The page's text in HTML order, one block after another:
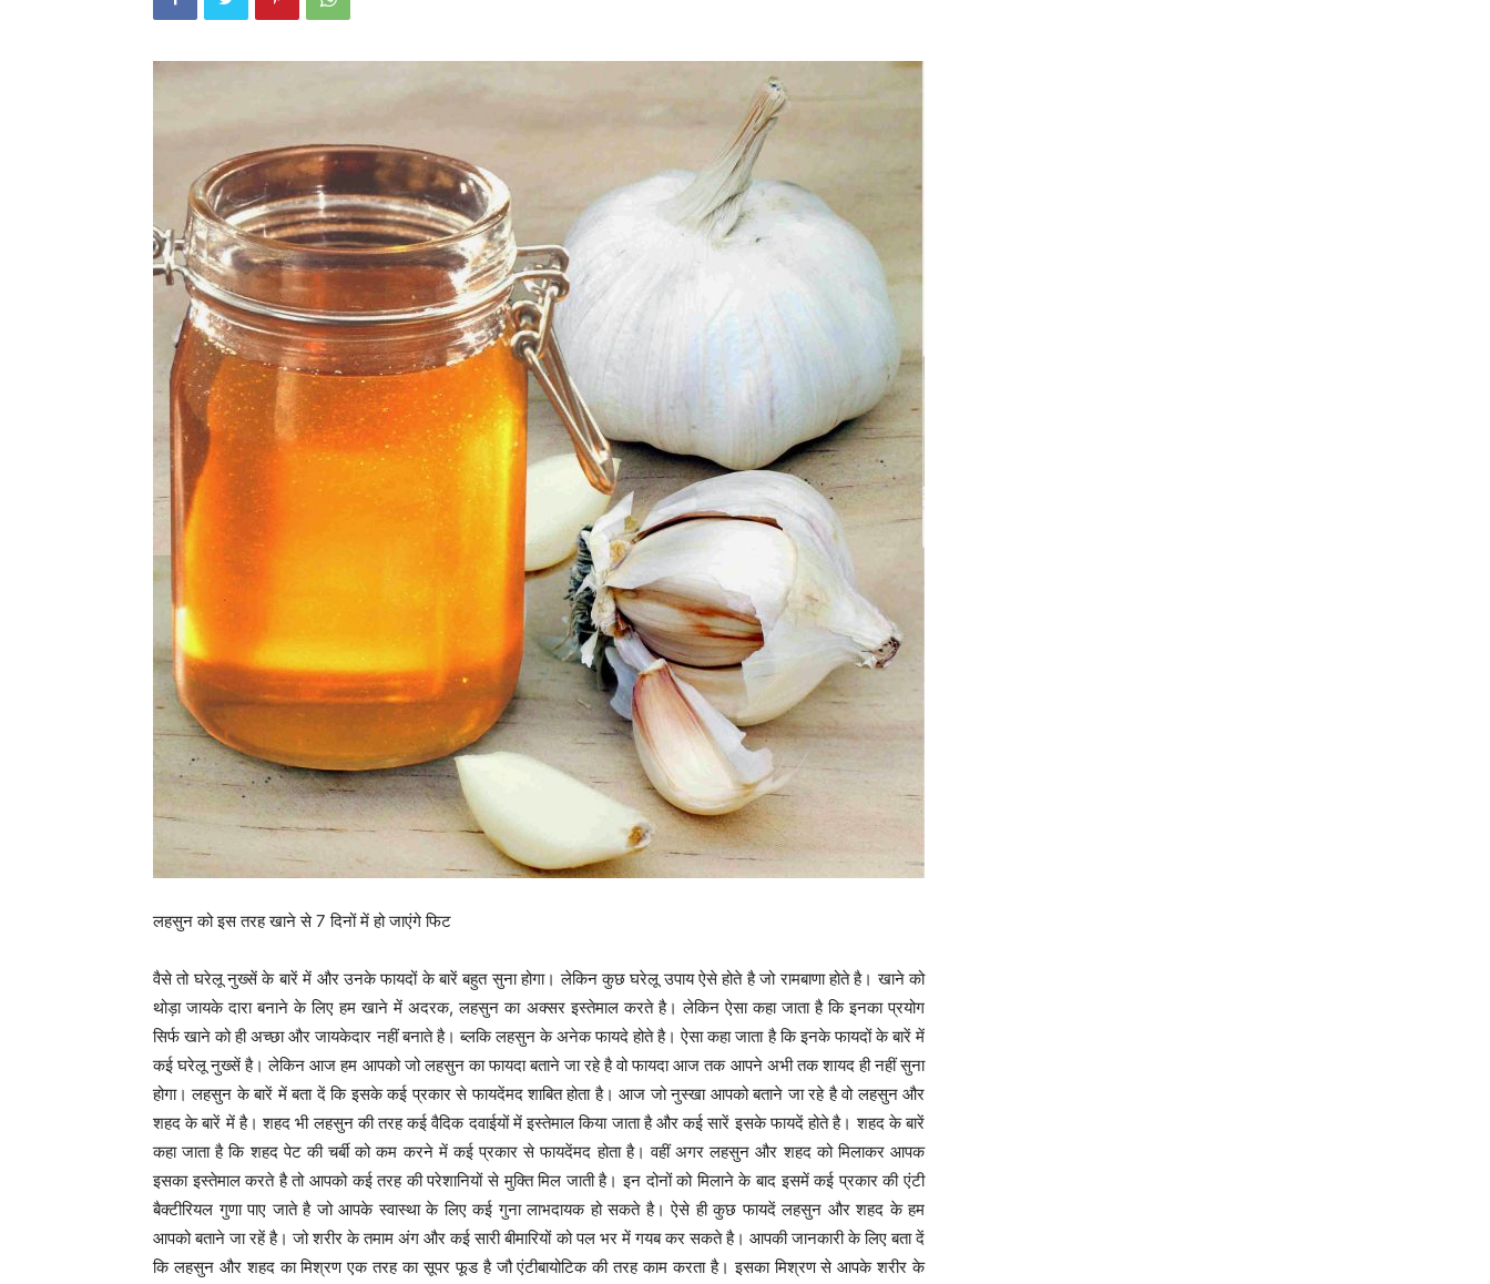
लहसुन को इस तरह खाने से 7 दिनों में हो जाएंगे फिट
वैसे तो घरेलू नुख्सें के बारें में और उनके फायदों के बारें बहुत सुना होगा। लेकिन कुछ घरेलू उपाय ऐसे होते है जो रामबाणा होते है। खाने को
थोड़ा जायके दारा बनाने के लिए हम खाने में अदरक, लहसुन का अक्सर इस्तेमाल करते है। लेकिन ऐसा कहा जाता है कि इनका प्रयोग
सिर्फ खाने को ही अच्छा और जायकेदार नहीं बनाते है। ब्लकि लहसुन के अनेक फायदे होते है। ऐसा कहा जाता है कि इनके फायदों के बारें में
कई घरेलू नुख्सें है। लेकिन आज हम आपको जो लहसुन का फायदा बताने जा रहे है वो फायदा आज तक आपने अभी तक शायद ही नहीं सुना
होगा। लहसुन के बारें में बता दें कि इसके कई प्रकार से फायदेंमद शाबित होता है। आज जो नुस्खा आपको बताने जा रहे है वो लहसुन और
शहद के बारें में है। शहद भी लहसुन की तरह कई वैदिक दवाईयों में इस्तेमाल किया जाता है और कई सारें इसके फायदें होते है। शहद के बारें
कहा जाता है कि शहद पेट की चर्बी को कम करने में कई प्रकार से फायदेंमद होता है। वहीं अगर लहसुन और शहद को मिलाकर आपक
इसका इस्तेमाल करते है तो आपको कई तरह की परेशानियों से मुक्ति मिल जाती है। इन दोनों को मिलाने के बाद इसमें कई प्रकार की एंटी
बैक्टीरियल गुणा पाए जाते है जो आपके स्वास्था के लिए कई गुना लाभदायक हो सकते है। ऐसे ही कुछ फायदें लहसुन और शहद के हम
आपको बताने जा रहें है। जो शरीर के तमाम अंग और कई सारी बीमारियों को पल भर में गयब कर सकते है। आपकी जानकारी के लिए बता दें
कि लहसुन और शहद का मिश्रण एक तरह का सूपर फूड है जौ एंटीबायोटिक की तरह काम करता है। इसका मिश्रण से आपके शरीर के